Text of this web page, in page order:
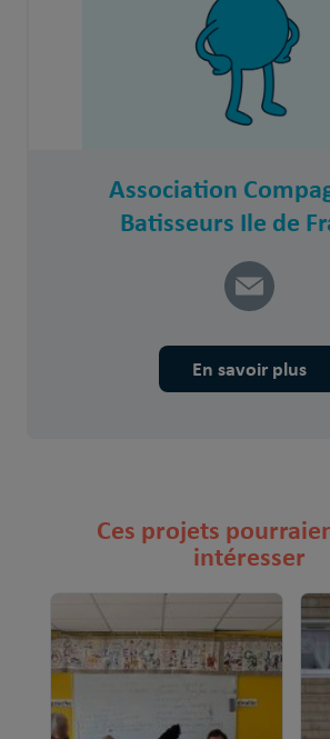
Association
Batisseurs Ile de
En savoir plus
Ces projets
intéresser